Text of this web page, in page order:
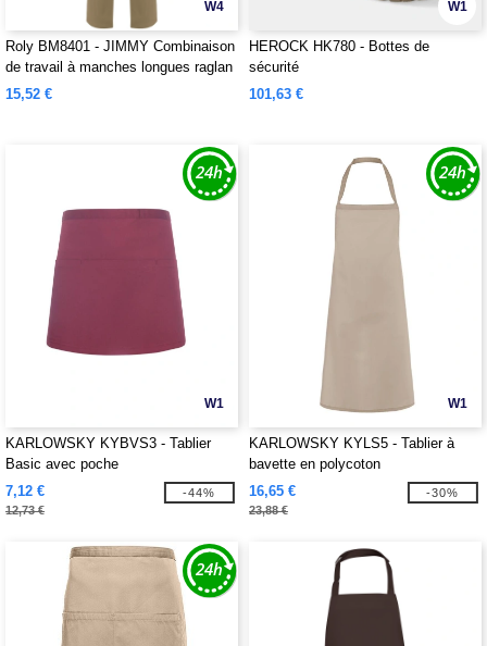
W4
Roly BM8401 - JIMMY Combinaison
de travail à manches longues raglan
15,52 €
W1
HEROCK HK780 - Bottes de
sécurité
101,63 €
W1
KARLOWSKY KYBVS3 - Tablier
Basic avec poche
7,12 €
12,73 €
-44%
W1
KARLOWSKY KYLS5 - Tablier à
bavette en polycoton
16,65 €
23,88 €
-30%